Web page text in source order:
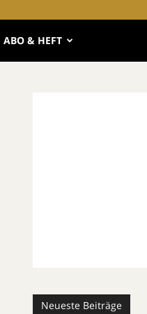
ABO & HEFT
Neueste Beiträge